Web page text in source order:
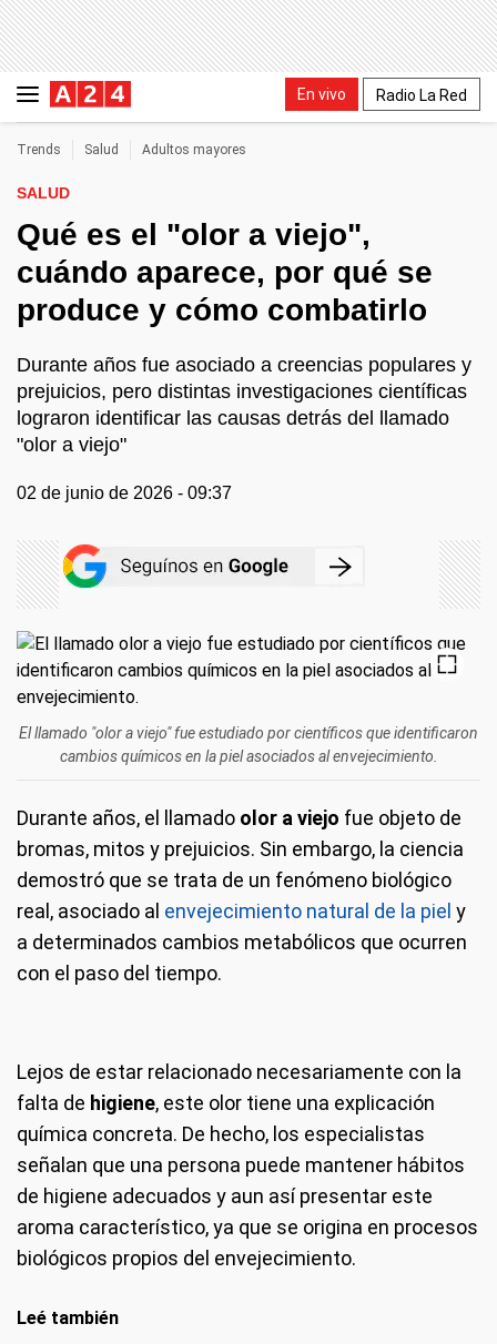
En vivo Radio La Red
Trends Salud Adultos mayores
SALUD
Qué es el "olor a viejo",
cuándo aparece, por qué se
produce y cómo combatirlo
Durante años fue asociado a creencias populares y
prejuicios, pero distintas investigaciones científicas
lograron identificar las causas detrás del llamado
"olor a viejo"
02 de junio de 2026 - 09:37
El llamado "olor a viejo" fue estudiado por científicos que identificaron
cambios químicos en la piel asociados al envejecimiento.
Durante años, el llamado olor a viejo fue objeto de
bromas, mitos y prejuicios. Sin embargo, la ciencia
demostró que se trata de un fenómeno biológico
real, asociado al envejecimiento natural de la piel y
a determinados cambios metabólicos que ocurren
con el paso del tiempo.
Lejos de estar relacionado necesariamente con la
falta de higiene, este olor tiene una explicación
química concreta. De hecho, los especialistas
señalan que una persona puede mantener hábitos
de higiene adecuados y aun así presentar este
aroma característico, ya que se origina en procesos
biológicos propios del envejecimiento.
Leé también